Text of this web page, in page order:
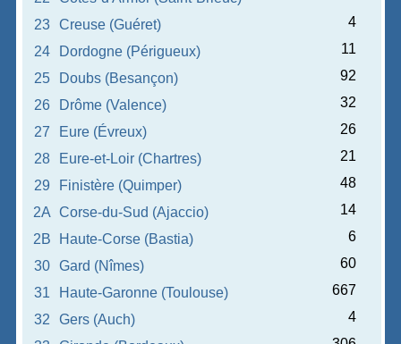
23
Creuse (Guéret)
4
24
Dordogne (Périgueux)
11
25
Doubs (Besançon)
92
26
Drôme (Valence)
32
27
Eure (Évreux)
26
28
Eure-et-Loir (Chartres)
21
29
Finistère (Quimper)
48
2A Corse-du-Sud (Ajaccio)
14
2B
Haute-Corse (Bastia)
6
30
Gard (Nîmes)
60
31
Haute-Garonne (Toulouse)
667
32
Gers (Auch)
4